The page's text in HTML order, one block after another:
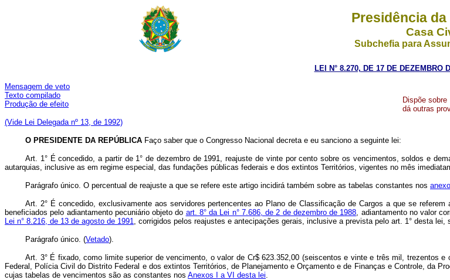
Presidência
Casa
Subchefia para
LEI N° 8.270, DE 17 DE DEZEMBRO
Mensagem de veto
Texto compilado
Produção de efeito
(Vide Lei Delegada nº 13, de 1992)
Dispõe
dá outras
O PRESIDENTE DA REPÚBLICA Faço saber que o Congresso Nacional decreta e eu sanciono a seguinte lei:
Art. 1° É concedido, a partir de 1° de dezembro de 1991, reajuste de vinte por cento sobre os vencimentos, soldos e
autarquias, inclusive as em regime especial, das fundações públicas federais e dos extintos Territórios, vigentes no mês
Parágrafo único. O percentual de reajuste a que se refere este artigo incidirá também sobre as tabelas constantes nos
Art. 2° É concedido, exclusivamente aos servidores pertencentes ao Plano de Classificação de Cargos a que se referem
beneficiados pelo adiantamento pecuniário objeto do art. 8° da Lei n° 7.686, de 2 de dezembro de 1988, adiantamento no valor
Lei n° 8.216, de 13 de agosto de 1991, corrigidos pelos reajustes e antecipações gerais, inclusive a prevista pelo art. 1° desta
Parágrafo único. (Vetado).
Art. 3° É fixado, como limite superior de vencimento, o valor de Cr$ 623.352,00 (seiscentos e vinte e três mil, trezentos
Federal, Polícia Civil do Distrito Federal e dos extintos Territórios, de Planejamento e Orçamento e de Finanças e Controle, da
cujas tabelas de vencimentos são as constantes nos Anexos I a VI desta lei.